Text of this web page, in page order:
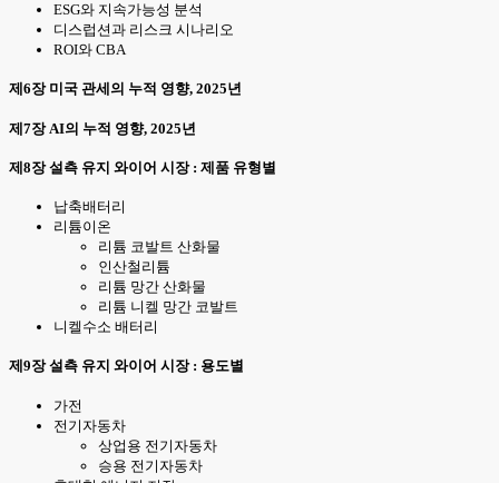
ESG와 지속가능성 분석
디스럽션과 리스크 시나리오
ROI와 CBA
제6장 미국 관세의 누적 영향, 2025년
제7장 AI의 누적 영향, 2025년
제8장 설측 유지 와이어 시장 : 제품 유형별
납축배터리
리튬이온
리튬 코발트 산화물
인산철리튬
리튬 망간 산화물
리튬 니켈 망간 코발트
니켈수소 배터리
제9장 설측 유지 와이어 시장 : 용도별
가전
전기자동차
상업용 전기자동차
승용 전기자동차